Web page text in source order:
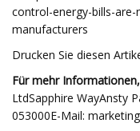
control-energy-bills-
manufacturers
Drucken Sie diesen
Für mehr
LtdSapphire WayAnsty
053000E-Mail: